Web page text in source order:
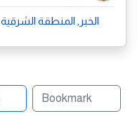
الخبر, المنطقة الشرقية
Bookmark